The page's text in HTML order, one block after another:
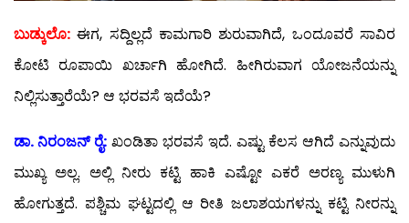
ಬುಡ್ಕುಲೊ: ಈಗ, ಸದ್ದಿಲ್ಲದೆ ಕಾಮಗಾರಿ ಶುರುವಾಗಿದೆ, ಒಂದೂವರೆ ಸಾವಿರ
ಕೋಟಿ ರೂಪಾಯಿ ಖರ್ಚಾಗಿ ಹೋಗಿದೆ. ಹೀಗಿರುವಾಗ ಯೋಜನೆಯನ್ನು
ನಿಲ್ಲಿಸುತ್ತಾರೆಯೆ? ಆ ಭರವಸೆ ಇದೆಯೆ?
ಡಾ. ನಿರಂಜನ್ ರೈ: ಖಂಡಿತಾ ಭರವಸೆ ಇದೆ. ಎಷ್ಟು ಕೆಲಸ ಆಗಿದೆ ಎನ್ನುವುದು
ಮುಖ್ಯ ಅಲ್ಲ. ಅಲ್ಲಿ ನೀರು ಕಟ್ಟಿ ಹಾಕಿ ಎಷ್ಟೋ ಎಕರೆ ಅರಣ್ಯ ಮುಳುಗಿ
ಹೋಗುತ್ತದೆ. ಪಶ್ಚಿಮ ಘಟ್ಟದಲ್ಲಿ ಆ ರೀತಿ ಜಲಾಶಯಗಳನ್ನು ಕಟ್ಟಿ ನೀರನ್ನು